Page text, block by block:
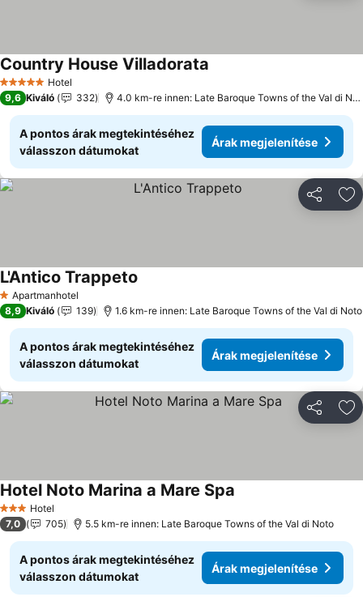
5 KategóriaHotel
Country House Villadorata
9,6 Kiváló 332 4.0 km-re innen: Late Baroque Towns of the Val di Noto
A pontos árak megtekintéséhez
válasszon dátumokat
Árak megjelenítése
1 Kategória
Apartmanhotel
L'Antico Trappeto
8,9 Kiváló 139 1.6 km-re innen: Late Baroque Towns of the Val di Noto
A pontos árak megtekintéséhez
válasszon dátumokat
Árak megjelenítése
3 Kategória
Hotel
Hotel Noto Marina a Mare Spa
7,0 705 5.5 km-re innen: Late Baroque Towns of the Val di Noto
A pontos árak megtekintéséhez
válasszon dátumokat
Árak megjelenítése